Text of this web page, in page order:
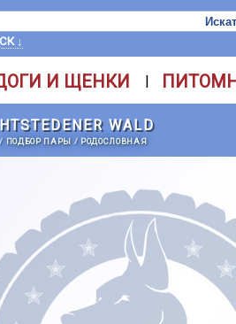
↓
И ЩЕНКИ |
WALD
ПОДБОР ПАРЫ / РОДОСЛОВНАЯ